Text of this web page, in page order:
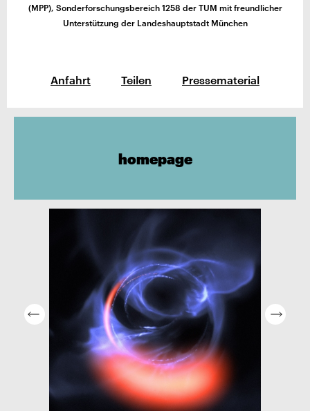
(MPP), Sonderforschungsbereich 1258 der TUM mit freundlicher
Unterstützung der Landeshauptstadt München
Anfahrt Teilen Pressematerial
homepage